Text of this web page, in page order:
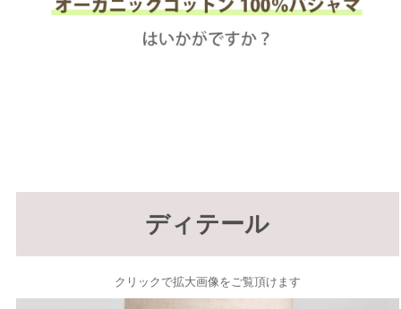
ディテール
クリックで拡大画像をご覧頂けます